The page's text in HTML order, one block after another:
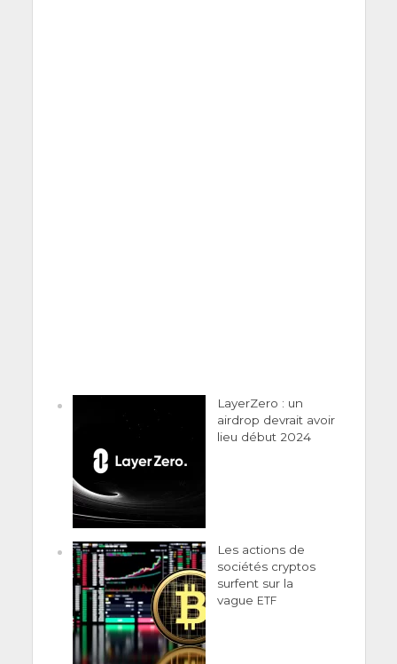
LayerZero : un
airdrop devrait avoir
lieu début 2024
Les actions de
sociétés cryptos
surfent sur la
vague ETF